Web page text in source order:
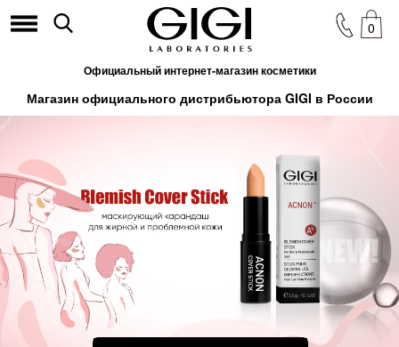
Официальный интернет-магазин косметики
0
Магазин официального дистрибьютора GIGI в России